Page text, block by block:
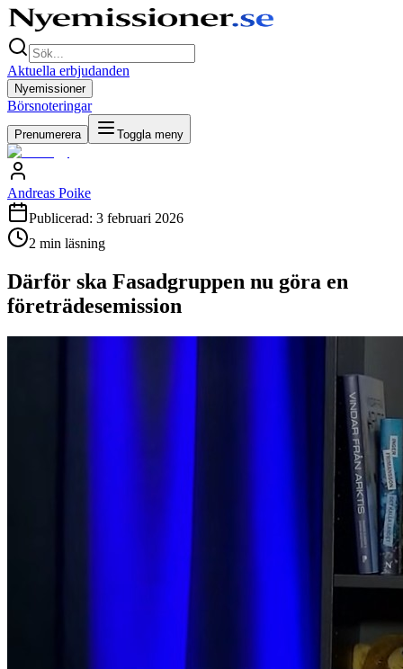
Aktuella erbjudanden
Nyemissioner
Börsnoteringar
Prenumerera Toggla meny
Andreas Poike
Publicerad: 3 februari 2026
2 min läsning
Därför ska Fasadgruppen nu göra en
företrädesemission